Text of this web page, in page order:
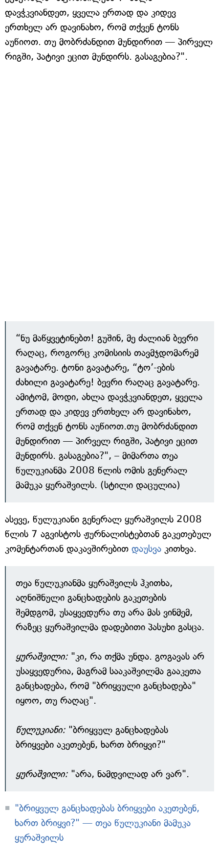
დავჭკვიანდეთ, ყველა ერთად და კიდევ
ერთხელ არ დავინახო, რომ თქვენ ტონს
აუწიოთ. თუ მობრძანდით მუნდირით — პირველ
რიგში, პატივი ეცით მუნდირს. გასაგებია?".
“ნუ მაწყვეტინებთ! გუშინ, მე ძალიან ბევრი
რაღაც, როგორც კომისიის თავმჯდომარემ
გავატარე. ტონი გავატარე, “ტო’-ების
ძახილი გავატარე! ბევრი რაღაც გავატარე.
ამიტომ, მოდი, ახლა დავჭკვიანდეთ, ყველა
ერთად და კიდევ ერთხელ არ დავინახო,
რომ თქვენ ტონს აუწიოთ.თუ მობრძანდით
მუნდირით — პირველ რიგში, პატივი ეცით
მუნდირს. გასაგებია?", – მიმართა თეა
წულუკიანმა 2008 წლის ომის გენერალ
მამუკა ყურაშვილს. (სტილი დაცულია)
ასევე, წულუკიანი გენერალ ყურაშვილს 2008
წლის 7 აგვისტოს ჟურნალისტებთან გაკეთებულ
კომენტართან დაკავშირებით დაუსვა კითხვა.
თეა წულუკიანმა ყურაშვილს ჰკითხა,
აღნიშნული განცხადების გაკეთების
შემდგომ, უსაყვედურა თუ არა მას ვინმემ,
რაზეც ყურაშვილმა დადებითი პასუხი გასცა.
ყურაშვილი: "კი, რა თქმა უნდა. გოგავას არ
უსაყვედურია, მაგრამ სააკაშვილმა გააკეთა
განცხადება, რომ "ბრიყვული განცხადება"
იყოო, თუ რაღაც".
წულუკიანი: "ბრიყვულ განცხადებას
ბრიყვები აკეთებენ, ხართ ბრიყვი?"
ყურაშვილი: "არა, ნამდვილად არ ვარ".
"ბრიყვულ განცხადებას ბრიყვები აკეთებენ,
ხართ ბრიყვი?" — თეა წულუკიანი მამუკა
ყურაშვილს